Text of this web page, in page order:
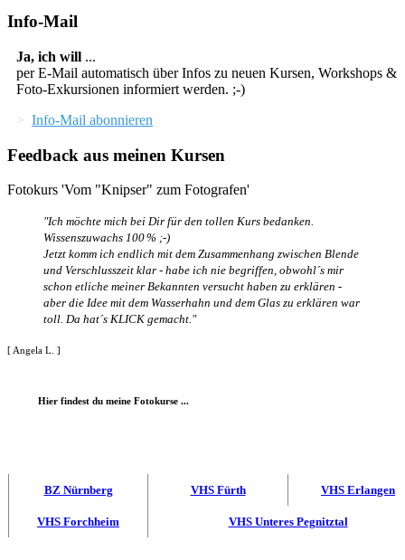
Info-Mail
Ja, ich will ...
per E-Mail automatisch über Infos zu neuen Kursen, Workshops &
Foto-Exkursionen informiert werden. ;-)
> Info-Mail abonnieren
Feedback aus meinen Kursen
Fotokurs 'Vom "Knipser" zum Fotografen'
"Ich möchte mich bei Dir für den tollen Kurs bedanken.
Wissenszuwachs 100% ;-)
Jetzt komm ich endlich mit dem Zusammenhang zwischen Blende
und Verschlusszeit klar - habe ich nie begriffen, obwohl´s mir
schon etliche meiner Bekannten versucht haben zu erklären -
aber die Idee mit dem Wasserhahn und dem Glas zu erklären war
toll. Da hat´s KLICK gemacht."
[ Angela L. ]
Hier findest du meine Fotokurse ...
BZ Nürnberg VHS Fürth VHS Erlangen
VHS Forchheim VHS Unteres Pegnitztal